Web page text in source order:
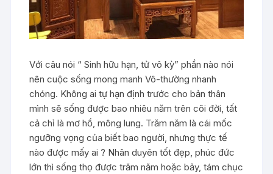
Với câu nói “ Sinh hữu hạn, tử vô kỳ” phần nào nói
nên cuộc sống mong manh Vô-thường nhanh
chóng. Không ai tự hạn định trước cho bản thân
mình sẽ sống được bao nhiêu năm trên cõi đời, tất
cả chỉ là mơ hồ, mông lung. Trăm năm là cái mốc
ngưỡng vọng của biết bao người, nhưng thực tế
nào được mấy ai ? Nhân duyên tốt đẹp, phúc đức
lớn thì sống thọ được trăm năm hoặc bảy, tám chục